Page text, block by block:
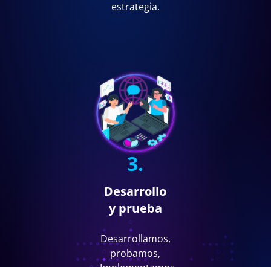
estrategia.
3.
Desarrollo
y prueba
Desarrollamos,
probamos,